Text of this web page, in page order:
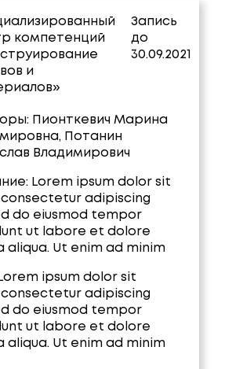
компетенций
и
Запись
до
30.09.2021
Пионткевич Марина
Потанин
Владимирович
Lorem ipsum dolor sit
adipiscing
do eiusmod tempor
ut labore et dolore
aliqua. Ut enim ad minim
Lorem ipsum dolor sit
adipiscing
do eiusmod tempor
ut labore et dolore
aliqua. Ut enim ad minim